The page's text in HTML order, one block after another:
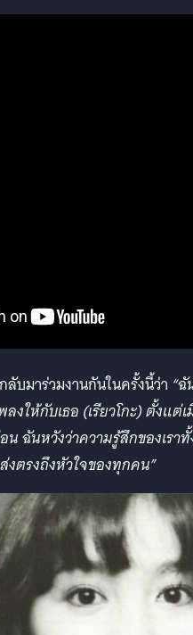
บมาร่วมงานกันในครั้งนี้ว่า “
งให้กับเธอ (เรียวโกะ) ตั้งแต่
น ฉันหวังว่าความรู้สึกของเรา
ตรงถึงหัวใจของทุกคน”